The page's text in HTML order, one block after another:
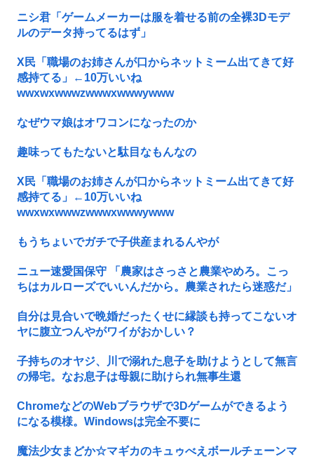
ニシ君「ゲームメーカーは服を着せる前の全裸3Dモデ
ルのデータ持ってるはず」
X民「職場のお姉さんが口からネットミーム出てきて好
感持てる」←10万いいね
wwxwxwwwzwwwxwwwywww
なぜウマ娘はオワコンになったのか
趣味ってもたないと駄目なもんなの
X民「職場のお姉さんが口からネットミーム出てきて好
感持てる」←10万いいね
wwxwxwwwzwwwxwwwywww
もうちょいでガチで子供産まれるんやが
ニュー速愛国保守 「農家はさっさと農業やめろ。こっ
ちはカルローズでいいんだから。農業されたら迷惑だ」
自分は見合いで晩婚だったくせに縁談も持ってこないオ
ヤに腹立つんやがワイがおかしい？
子持ちのオヤジ、川で溺れた息子を助けようとして無言
の帰宅。なお息子は母親に助けられ無事生還
ChromeなどのWebブラウザで3Dゲームができるよう
になる模様。Windowsは完全不要に
魔法少女まどか☆マギカのキュゥべえボールチェーンマ